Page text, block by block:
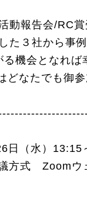
動報告会/RC
た３社から事
機会となれば
どなたでも御参
日（水）13:15
方式 Zoomウ